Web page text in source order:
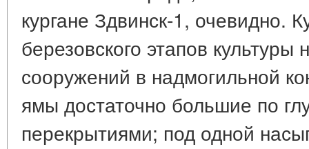
кургане Здвинск-1, очевидно.
березовского этапов
сооружений в надмогильной
ямы достаточно большие по
перекрытиями; под одной